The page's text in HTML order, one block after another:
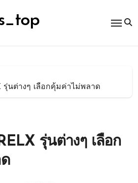
รุ่นต่างๆ เลือกคุ้มค่าไม่พลาด
รุ่นต่างๆ เลือก